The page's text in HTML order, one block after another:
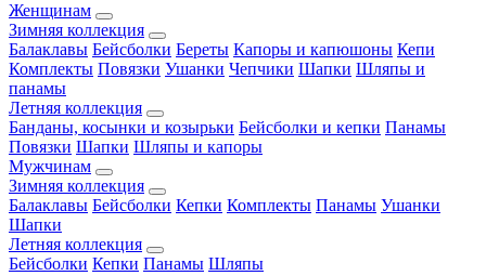
Женщинам
Зимняя коллекция
Балаклавы Бейсболки Береты Капоры и капюшоны Кепи
Комплекты Повязки Ушанки Чепчики Шапки Шляпы и
панамы
Летняя коллекция
Банданы, косынки и козырьки Бейсболки и кепки Панамы
Повязки Шапки Шляпы и капоры
Мужчинам
Зимняя коллекция
Балаклавы Бейсболки Кепки Комплекты Панамы Ушанки
Шапки
Летняя коллекция
Бейсболки Кепки Панамы Шляпы